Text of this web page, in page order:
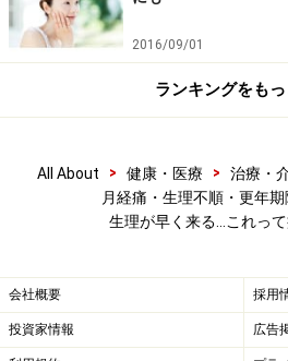
2016/09/01
ランキングをも
All About > 健康・医療 > 治療・
月経痛・生理不順・更年
生理が早く来る…これっ
会社概要 採用
投資家情報 広告